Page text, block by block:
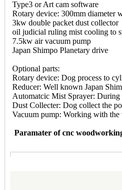
Type3 or Art cam software
Rotary device: 300mm diameter
3kw double packet dust collector
oil judicial ruling mist cooling to
7.5kw air vacuum pump
Japan Shimpo Planetary drive
Optional parts:
Rotary device: Dog process to
Reducer: Well known Japan
Automatcic Mist Sprayer: During
Dust Collecter: Dog collect the
Vacuum pump: Working with
Paramater of cnc